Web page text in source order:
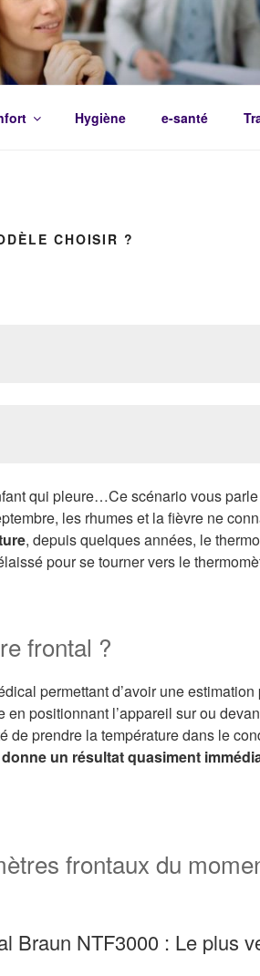
Hygiène e-santé
CHOISIR ?
qui pleure…Ce scénario vous
les rhumes et la fièvre ne
, depuis quelques années, le
pour se tourner vers le
frontal ?
permettant d’avoir une
en positionnant l’appareil sur ou
prendre la température dans le
donne un résultat quasiment
frontaux du
Braun NTF3000 : Le plus
208